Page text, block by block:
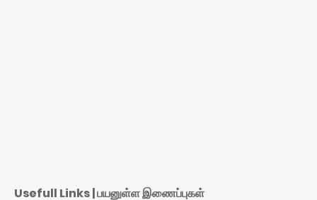
Usefull Links | பயனுள்ள இணைப்புகள்